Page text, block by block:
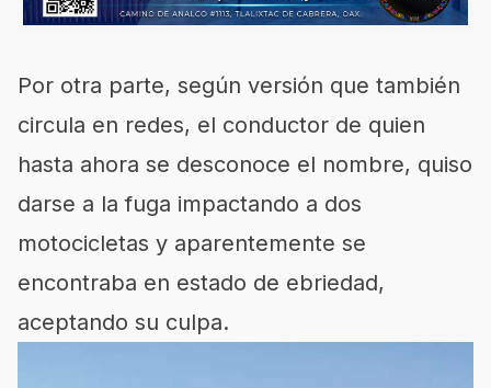
Por otra parte, según versión que también
circula en redes, el conductor de quien
hasta ahora se desconoce el nombre, quiso
darse a la fuga impactando a dos
motocicletas y aparentemente se
encontraba en estado de ebriedad,
aceptando su culpa.